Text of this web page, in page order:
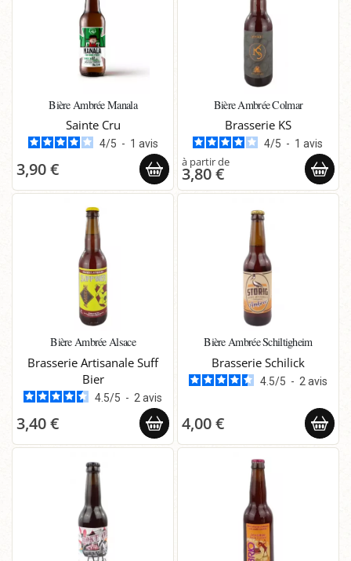
Bière Ambrée Manala
Sainte Cru
4/5 - 1 avis
3,90 €
Bière Ambrée Colmar
Brasserie KS
4/5 - 1avis
3,80 €
Bière Ambrée Alsace
Brasserie Artisanale Suff
Bier
4.5/5 - 2avis
3,40 €
Bière Ambrée Schiltigheim
Brasserie Schilick
4.5/5 - 2 avis
4,00 €